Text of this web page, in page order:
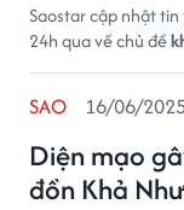
Saostar cập nhật
24h qua về chủ đề
Diện mạo
đồn Khả
SAO 16/06/